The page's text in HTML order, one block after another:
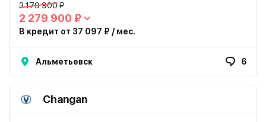
3 179 900 ₽
2 279 900 ₽
В кредит от 37 097 ₽ / мес.
Альметьевск 6
Changan